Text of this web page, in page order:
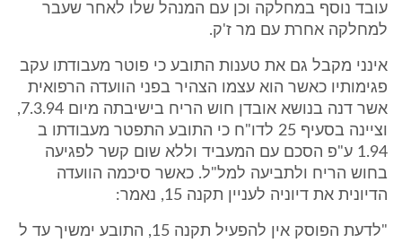
עובד נוסף במחלקה וכן עם המנהל שלו לאחר שעבר
למחלקה אחרת עם מר ז'ק.
אינני מקבל גם את טענות התובע כי פוטר מעבודתו עקב
פגימותיו כאשר הוא עצמו הצהיר בפני הוועדה הרפואית
אשר דנה בנושא אובדן חוש הריח בישיבתה מיום 7.3.94,
וציינה בסעיף 25 לדו"ח כי התובע התפטר מעבודתו ב
1.94 ע"פ הסכם עם המעביד וללא שום קשר לפגיעה
בחוש הריח ולתביעה למל"ל. כאשר סיכמה הוועדה
הדיונית את דיוניה לעניין תקנה 15, נאמר:
"לדעת הפוסק אין להפעיל תקנה 15, התובע ימשיך עד ל